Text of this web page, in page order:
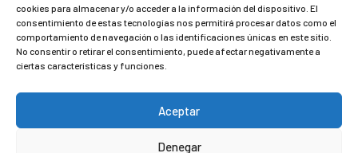
cookies para almacenar y/o acceder a la información del dispositivo. El
consentimiento de estas tecnologías nos permitirá procesar datos como el
comportamiento de navegación o las identificaciones únicas en este sitio.
No consentir o retirar el consentimiento, puede afectar negativamente a
ciertas características y funciones.
Aceptar
Denegar
contacto@kds.cloud
www.kds.cloud
Plaza Libertad 8Entreplanta, Oficina
3,31004 Pamplona,